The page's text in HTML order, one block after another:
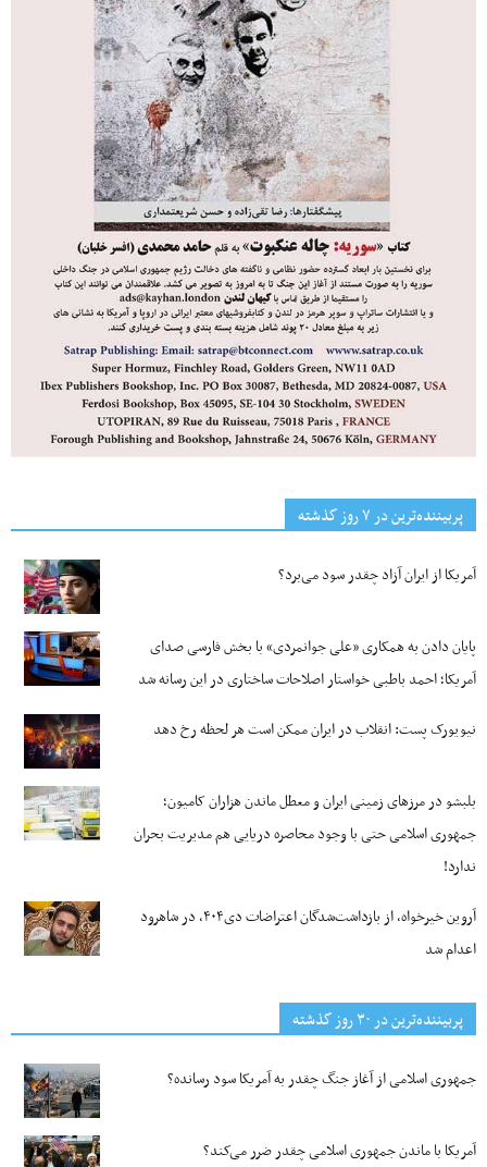
پربیننده‌ترین‌ در ۷ روز گذشته
آمریکا از ایران آزاد چقدر سود می‌برد؟
پایان دادن به همکاری «علی جوانمردی» با بخش فارسی صدای
آمریکا؛ احمد باطبی خواستار اصلاحات ساختاری در این رسانه شد
نیویورک پست: انقلاب در ایران ممکن است هر لحظه رخ دهد
بلبشو در مرزهای زمینی ایران و معطل ماندن هزاران کامیون؛
جمهوری اسلامی حتی با وجود محاصره دریایی هم مدیریت بحران
ندارد!
آروین خیرخواه، از بازداشت‌شدگان اعتراضات دی۴۰۴، در شاهرود
اعدام شد
پربیننده‌ترین‌ در ۳۰ روز گذشته
جمهوری اسلامی از آغاز جنگ چقدر به آمریکا سود رسانده؟
آمریکا با ماندن جمهوری اسلامی چقدر ضرر می‌کند؟